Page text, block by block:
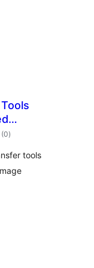
(0total
ratings
)
tools